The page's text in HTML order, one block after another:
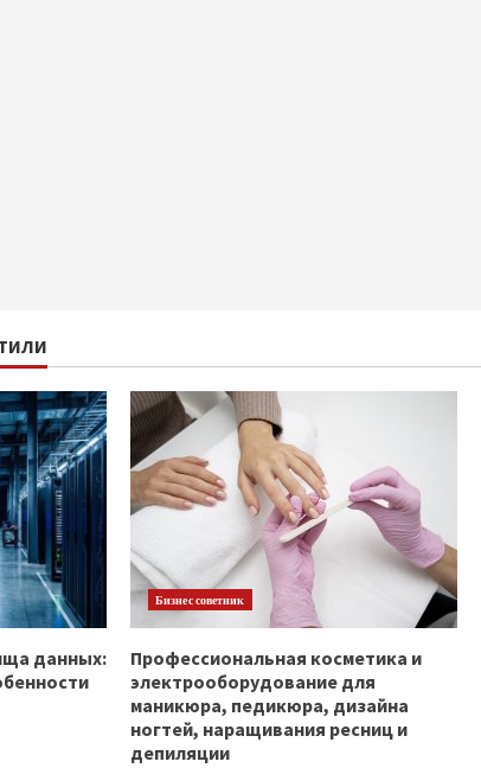
данных:
Бизнес советник
Профессиональная косметика и
электрооборудование для
маникюра, педикюра, дизайна
ногтей, наращивания ресниц и
депиляции